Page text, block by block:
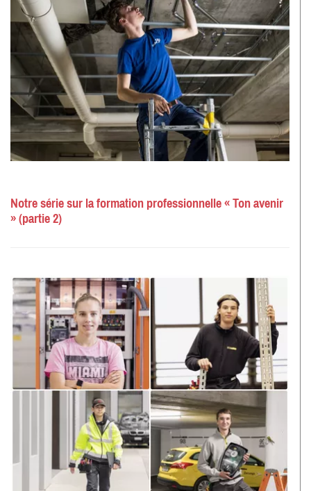
Notre série sur la formation professionnelle « Ton avenir
» (partie 2)